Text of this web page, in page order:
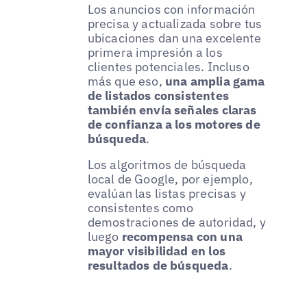
Los anuncios con información
precisa y actualizada sobre tus
ubicaciones dan una excelente
primera impresión a los
clientes potenciales. Incluso
más que eso, una amplia gama
de listados consistentes
también envía señales claras
de confianza a los motores de
búsqueda.
Los algoritmos de búsqueda
local de Google, por ejemplo,
evalúan las listas precisas y
consistentes como
demostraciones de autoridad, y
luego recompensa con una
mayor visibilidad en los
resultados de búsqueda.